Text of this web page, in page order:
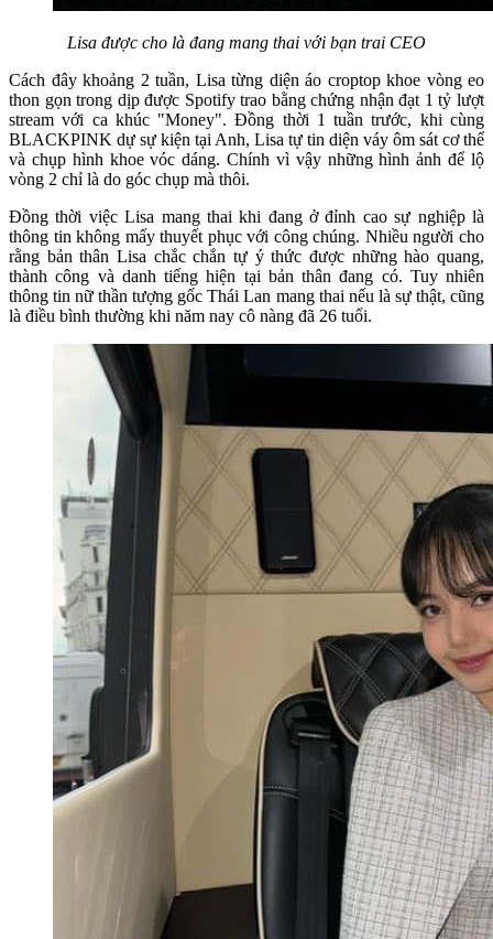
Lisa được cho là đang mang thai với bạn trai CEO
Cách đây khoảng 2 tuần, Lisa từng diện áo croptop khoe vòng eo
thon gọn trong dịp được Spotify trao bằng chứng nhận đạt 1 tỷ lượt
stream với ca khúc "Money". Đồng thời 1 tuần trước, khi cùng
BLACKPINK dự sự kiện tại Anh, Lisa tự tin diện váy ôm sát cơ thể
và chụp hình khoe vóc dáng. Chính vì vậy những hình ảnh để lộ
vòng 2 chỉ là do góc chụp mà thôi.
Đồng thời việc Lisa mang thai khi đang ở đỉnh cao sự nghiệp là
thông tin không mấy thuyết phục với công chúng. Nhiều người cho
rằng bản thân Lisa chắc chắn tự ý thức được những hào quang,
thành công và danh tiếng hiện tại bản thân đang có. Tuy nhiên
thông tin nữ thần tượng gốc Thái Lan mang thai nếu là sự thật, cũng
là điều bình thường khi năm nay cô nàng đã 26 tuổi.